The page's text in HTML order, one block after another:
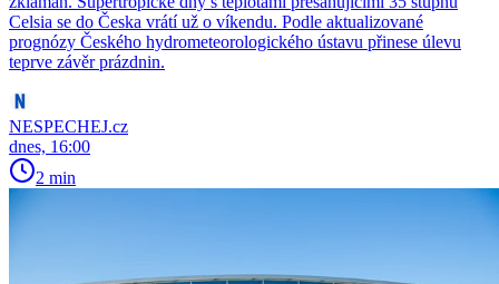
Celsia se do Česka vrátí už o víkendu. Podle aktualizované
prognózy Českého hydrometeorologického ústavu přinese úlevu
teprve závěr prázdnin.
NESPECHEJ.cz
dnes, 16:00
2 min